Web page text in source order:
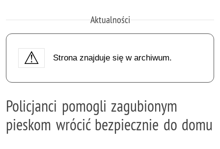
Aktualności
Strona znajduje się w archiwum.
Policjanci pomogli zagubionym
pieskom wrócić bezpiecznie do domu